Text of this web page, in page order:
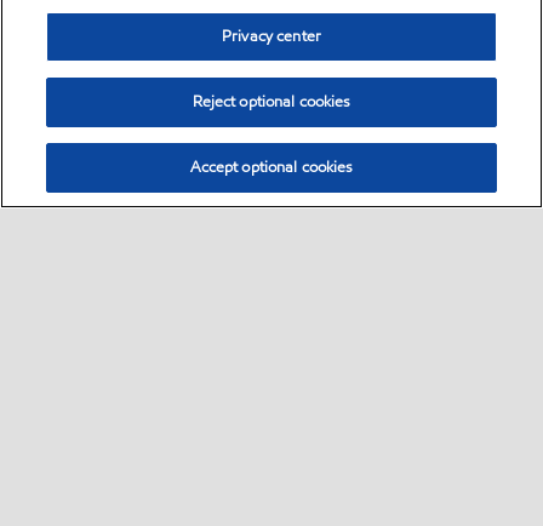
Privacy center
Reject optional cookies
Accept optional cookies